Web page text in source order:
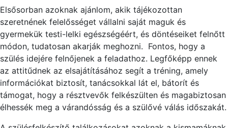
Elsősorban azoknak ajánlom, akik tájékozottan
szeretnének felelősséget vállalni saját maguk és
gyermekük testi-lelki egészségéért, és döntéseiket felnőtt
módon, tudatosan akarják meghozni. Fontos, hogy a
szülés idejére felnőjenek a feladathoz. Legfőképp ennek
az attitűdnek az elsajátításához segít a tréning, amely
információkat biztosít, tanácsokkal lát el, bátorít és
támogat, hogy a résztvevők felkészülten és magabiztosan
élhessék meg a várandósság és a szülővé válás időszakát.